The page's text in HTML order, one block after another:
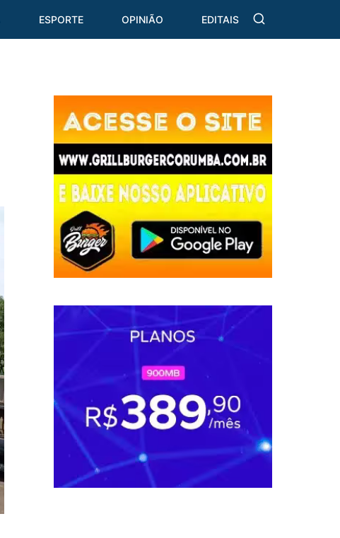
ESPORTE OPINIÃO EDITAIS